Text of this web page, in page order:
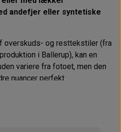
andefjer eller syntetiske
overskuds- og resttekstiler (fra
i Ballerup), kan en
variere fra fotoet, men den
nuancer perfekt.
4 forskellige tekstiler, med en